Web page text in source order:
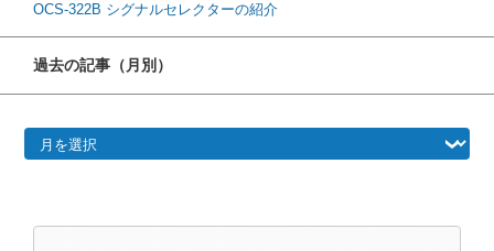
OCS-322B シグナルセレクターの紹介
過去の記事（月別）